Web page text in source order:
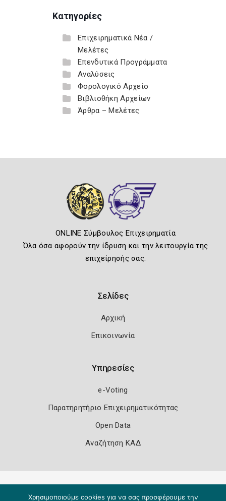
Κατηγορίες
Επιχειρηματικά Νέα /
Μελέτες
Επενδυτικά Προγράμματα
Αναλύσεις
Φορολογικό Αρχείο
Βιβλιοθήκη Αρχείων
Άρθρα – Μελέτες
ONLINE Σύμβουλος Επιχειρηματία
Όλα όσα αφορούν την ίδρυση και την λειτουργία της
επιχείρησής σας.
Σελίδες
Αρχική
Επικοινωνία
Υπηρεσίες
e-Voting
Παρατηρητήριο Επιχειρηματικότητας
Open Data
Αναζήτηση ΚΑΔ
Χρησιμοποιούμε cookies για να σας προσφέρουμε την